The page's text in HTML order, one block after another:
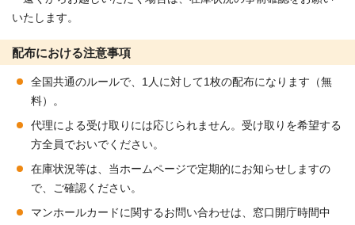
いたします。
配布における注意事項
全国共通のルールで、1人に対して1枚の配布になります（無
料）。
代理による受け取りには応じられません。受け取りを希望する
方全員でおいでください。
在庫状況等は、当ホームページで定期的にお知らせしますの
で、ご確認ください。
マンホールカードに関するお問い合わせは、窓口開庁時間中